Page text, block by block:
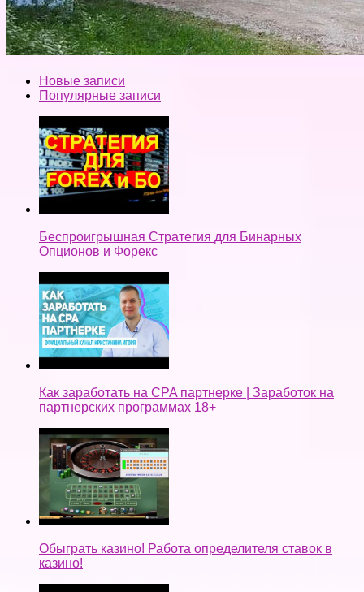
Новые записи
Популярные записи
Беспроигрышная Стратегия для Бинарных
Опционов и Форекс
Как заработать на CPA партнерке | Заработок на
партнерских программах 18+
Обыграть казино! Работа определителя ставок в
казино!